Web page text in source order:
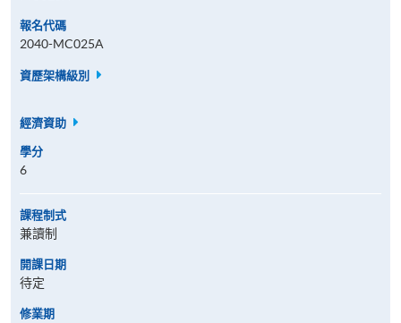
報名代碼
2040-MC025A
資歷架構級別
經濟資助
學分
6
課程制式
兼讀制
開課日期
待定
修業期